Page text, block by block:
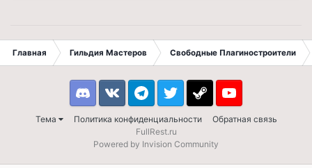
Главная Гильдия Мастеров Свободные Плагиностроители
Тема Политика конфиденциальности Обратная связь
DiscordVK TelegramTwitter Steam Youtube
FullRest.ru
Powered by Invision Community